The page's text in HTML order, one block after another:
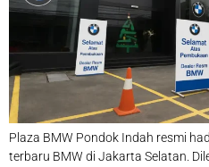
Plaza BMW Pondok Indah resmi
terbaru BMW di Jakarta Selatan.